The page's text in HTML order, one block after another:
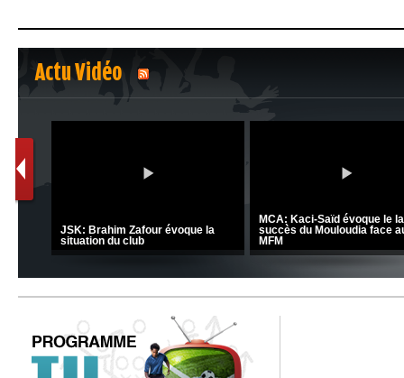
Actu Vidéo
1 2
MCA: Kaci-Saïd évoque le
succès du Mouloudia face
MFM
JSK: Brahim Zafour évoque la
situation du club